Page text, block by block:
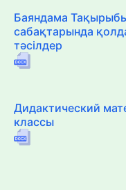
Баяндама
сабақтарында
тәсілдер
Дидактический
классы